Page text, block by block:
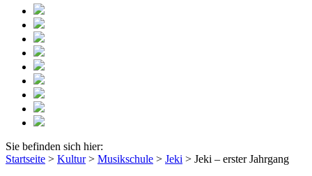
Sie befinden sich hier:
Startseite > Kultur> Musikschule > Jeki > Jeki – erster Jahrgang